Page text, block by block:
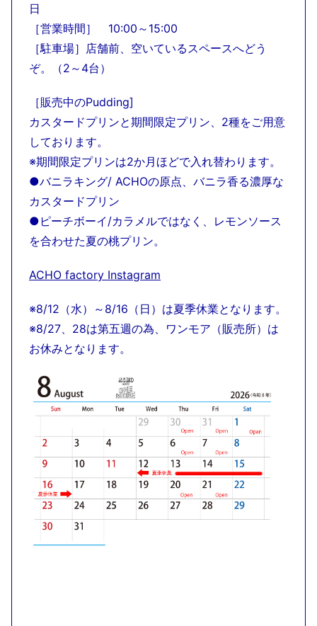
日
［営業時間］ 10:00～15:00
［駐車場］店舗前、空いているスペースへどう
ぞ。（2～4台）
［販売中のPudding]
カスタードプリンと期間限定プリン、2種をご用意
しております。
※期間限定プリンは2か月ほどで入れ替わります。
●バニラキング/ ACHOの原点、バニラ香る濃厚な
カスタードプリン
●ピーチボーイ/カラメルではなく、レモンソース
を合わせた夏の桃プリン。
ACHO factory Instagram
※8/12（水）～8/16（日）は夏季休業となります。
※8/27、28は第五週の為、ワンモア（販売所）は
お休みとなります。